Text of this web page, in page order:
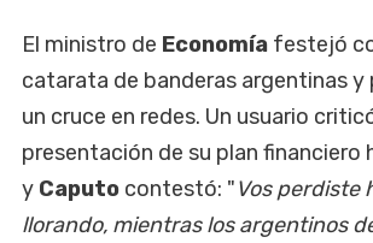
El ministro de Economía festejó
catarata de banderas argentinas
un cruce en redes. Un usuario
presentación de su plan financiero
y Caputo contestó: "Vos perdiste
llorando, mientras los argentinos